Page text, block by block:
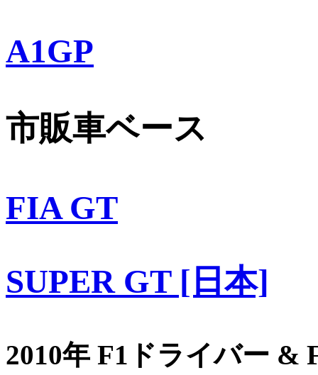
A1GP
市販車ベース
FIA GT
SUPER GT [日本]
2010年 F1ドライバー &